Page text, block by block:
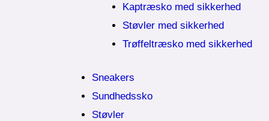
Kaptræsko med sikkerhed
Støvler med sikkerhed
Trøffeltræsko med sikkerhed
Sneakers
Sundhedssko
Støvler